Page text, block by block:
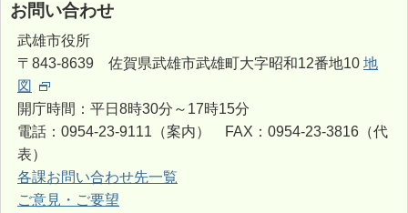
お問い合わせ
武雄市役所
〒843-8639 佐賀県武雄市武雄町大字昭和12番地10 地
図
開庁時間：平日8時30分～17時15分
電話：0954-23-9111（案内） FAX：0954-23-3816（代
表）
各課お問い合わせ先一覧
ご意見・ご要望